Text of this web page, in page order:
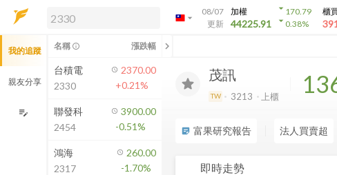
arrow_drop_down
08/07
更新
加權
44225.91
arrow_drop_down170.79
arrow_drop_down0.38%
櫃
解鎖即時行情及進階功能
方案」，即可解鎖以下功能：
即時行情
即時市況與排行
成交金額熱力圖
前往方案訂閱
如何綁定合作券商
茂訊
TW 3213 上櫃
sticky_note_2 富果研究報告 法人買賣超
即時走勢
我的追蹤
親友分享
edit_note
名稱 info_outline 漲跌幅 chevron_left
台積電
2330
2370.00
+0.21%
聯發科
2454
3900.00
-0.51%
鴻海
2317
260.00
-1.70%